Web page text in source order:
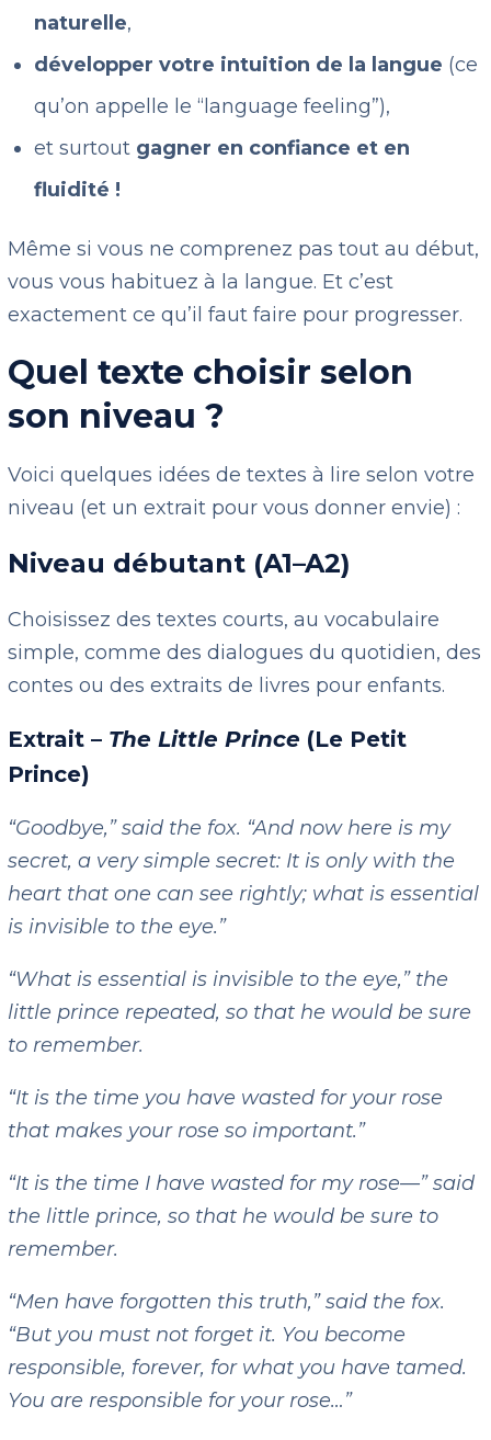
naturelle,
développer votre intuition de la langue (ce
qu’on appelle le “language feeling”),
et surtout gagner en confiance et en
fluidité !
Même si vous ne comprenez pas tout au début,
vous vous habituez à la langue. Et c’est
exactement ce qu’il faut faire pour progresser.
Quel texte choisir selon
son niveau ?
Voici quelques idées de textes à lire selon votre
niveau (et un extrait pour vous donner envie) :
Niveau débutant (A1–A2)
Choisissez des textes courts, au vocabulaire
simple, comme des dialogues du quotidien, des
contes ou des extraits de livres pour enfants.
Extrait – The Little Prince (Le Petit
Prince)
“Goodbye,” said the fox. “And now here is my
secret, a very simple secret: It is only with the
heart that one can see rightly; what is essential
is invisible to the eye.”
“What is essential is invisible to the eye,” the
little prince repeated, so that he would be sure
to remember.
“It is the time you have wasted for your rose
that makes your rose so important.”
“It is the time I have wasted for my rose—” said
the little prince, so that he would be sure to
remember.
“Men have forgotten this truth,” said the fox.
“But you must not forget it. You become
responsible, forever, for what you have tamed.
You are responsible for your rose…”